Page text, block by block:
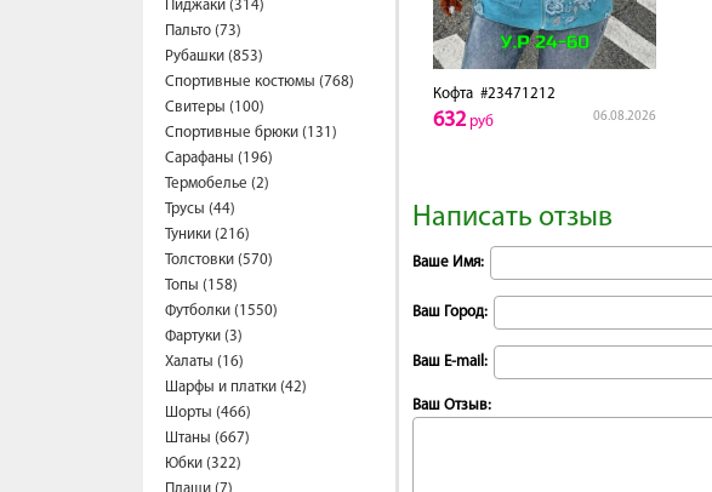
Пиджаки (314)
Пальто (73)
Рубашки (853)
Спортивные костюмы (768)
Свитеры (100)
Спортивные брюки (131)
Сарафаны (196)
Термобелье (2)
Трусы (44)
Туники (216)
Толстовки (570)
Топы (158)
Футболки (1550)
Фартуки (3)
Халаты (16)
Шарфы и платки (42)
Шорты (466)
Штаны (667)
Юбки (322)
Кофта #23471212
06.08.2026
632руб
Написать отзыв
Ваше Имя:
Ваш Город:
Ваш E-mail:
Ваш Отзыв: